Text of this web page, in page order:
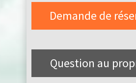
Demande de
Question au